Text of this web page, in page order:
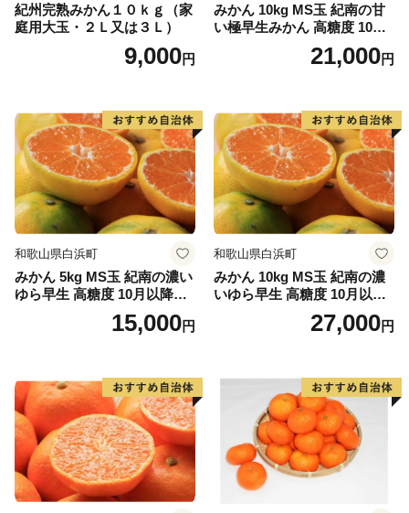
紀州完熟みかん１０ｋｇ（家
庭用大玉・２Ｌ又は３Ｌ）
9,000円
みかん 10kg MS玉 紀南の甘
い極早生みかん 高糖度 10月
以降発送 マルチ被覆栽培
21,000円
和歌山県白浜町
みかん 5kg MS玉 紀南の濃い
ゆら早生 高糖度 10月以降発
送 マルチ被覆栽培15,000円
和歌山県白浜町
みかん 10kg MS玉 紀南の濃
いゆら早生 高糖度 10月以降
発送 マルチ被覆栽培27,000円